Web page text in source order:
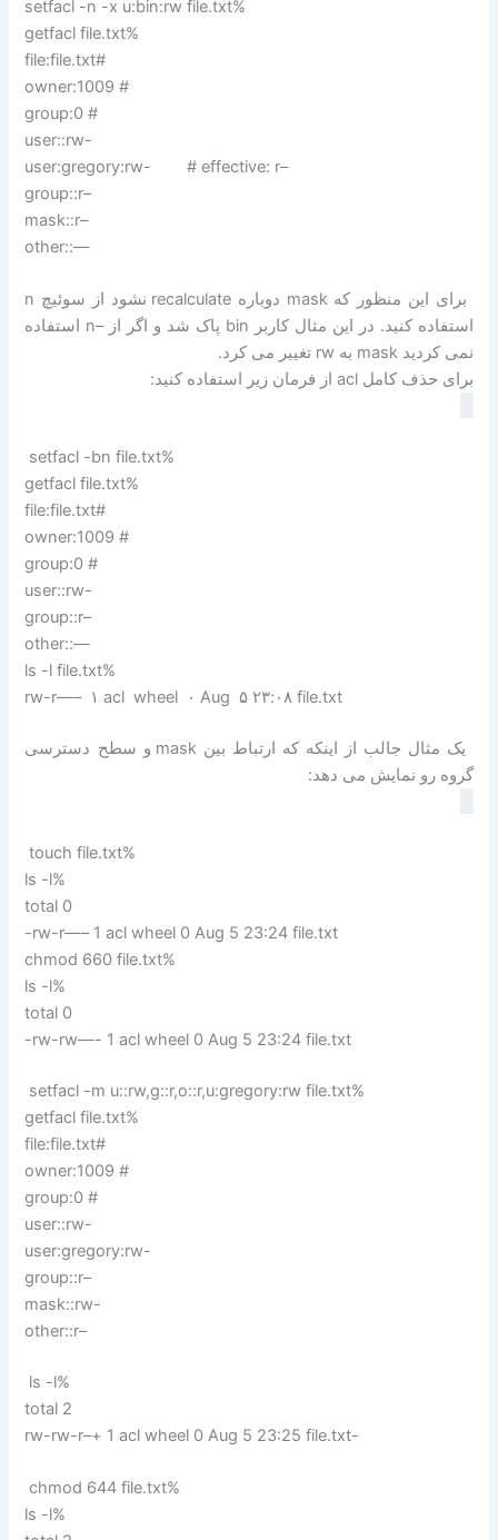
setfacl -n -x u:bin:rw file.txt%
getfacl file.txt%
file:file.txt#
owner:1009 #
group:0 #
user::rw-
user:gregory:rw- # effective: r–
group::r–
mask::r–
other::—
برای این منظور که mask دوباره recalculate نشود از سوئیچ n
استفاده کنید. در این مثال کاربر bin پاک شد و اگر از –n استفاده
نمی کردید mask به rw تغییر می کرد.
برای حذف کامل acl از فرمان زیر استفاده کنید:
setfacl -bn file.txt%
getfacl file.txt%
file:file.txt#
owner:1009 #
group:0 #
user::rw-
group::r–
other::—
ls -l file.txt%
rw-r—– ۱ acl wheel ۰ Aug ۵ ۲۳:۰۸ file.txt
یک مثال جالب از اینکه که ارتباط بین mask و سطح دسترسی
گروه رو نمایش می دهد:
touch file.txt%
ls -l%
total 0
-rw-r—– 1 acl wheel 0 Aug 5 23:24 file.txt
chmod 660 file.txt%
ls -l%
total 0
-rw-rw—- 1 acl wheel 0 Aug 5 23:24 file.txt
setfacl -m u::rw,g::r,o::r,u:gregory:rw file.txt%
getfacl file.txt%
file:file.txt#
owner:1009 #
group:0 #
user::rw-
user:gregory:rw-
group::r–
mask::rw-
other::r–
ls -l%
total 2
rw-rw-r–+ 1 acl wheel 0 Aug 5 23:25 file.txt-
chmod 644 file.txt%
ls -l%